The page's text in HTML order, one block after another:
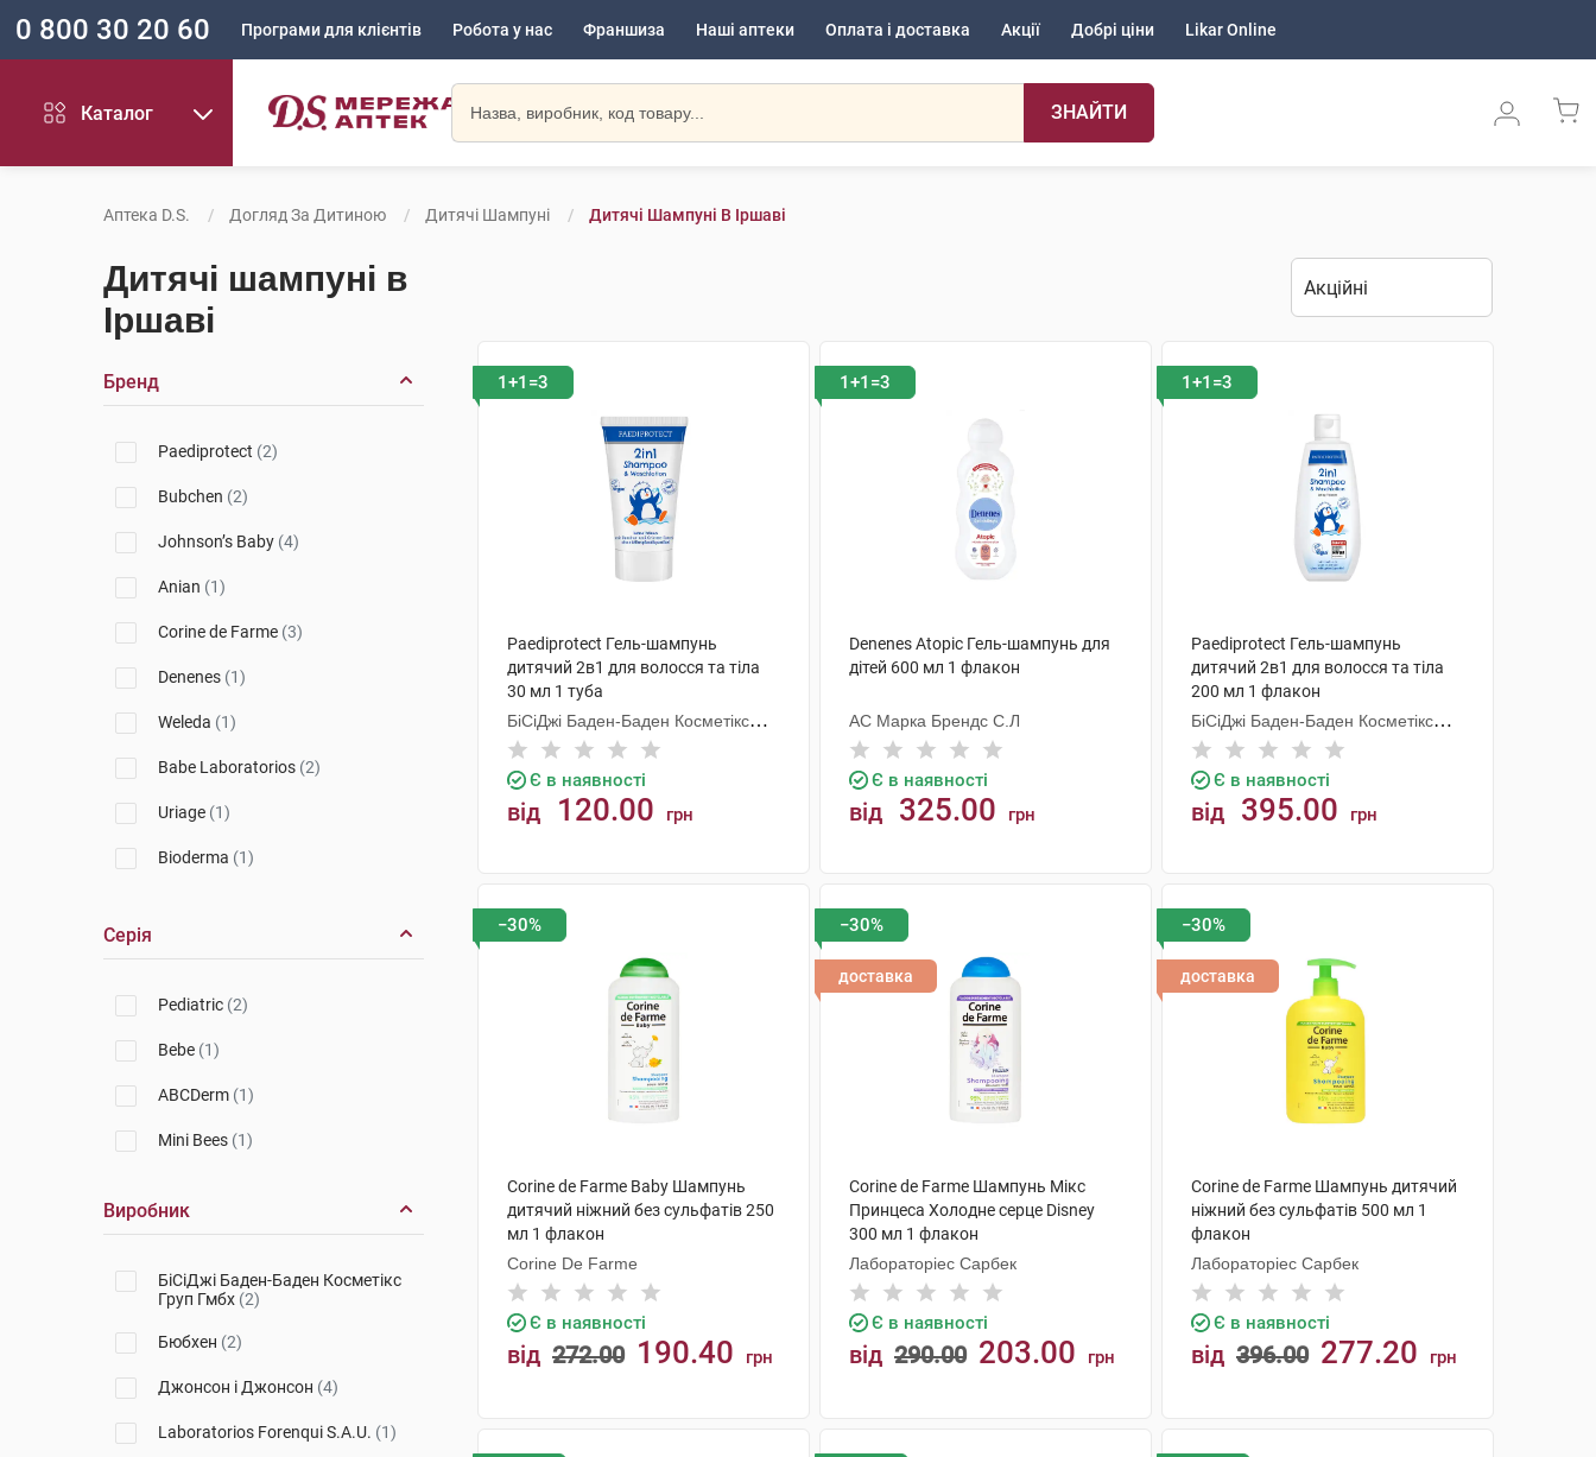
0 800 30 20 60 Програми для клієнтів Робота у нас Франшиза Наші аптеки Оплата і доставка Акції Добрі ціни Likar Online
Каталог ЗНАЙТИ
Аптека D.S. Догляд За Дитиною Дитячі Шампуні Дитячі Шампуні В Іршаві
Дитячі шампуні в
Іршаві
Бренд
Paediprotect (2)
Bubchen (2)
Johnson’s Baby (4)
Anian (1)
Corine de Farme (3)
Denenes (1)
Weleda (1)
Babe Laboratorios (2)
Uriage (1)
Bioderma (1)
Серія
Pediatric (2)
Bebe (1)
ABCDerm (1)
Mini Bees (1)
Виробник
БіСіДжі Баден-Баден Косметікс
Груп Гмбх (2)
Бюбхен (2)
Джонсон і Джонсон (4)
Laboratorios Forenqui S.A.U. (1)
1+1=3
Paediprotect Гель-шампунь
дитячий 2в1 для волосся та тіла
30 мл 1 туба
БіСіДжі Баден-Баден Косметікс
Груп Гмбх
Є в наявності
від 120.00 грн
1+1=3
Denenes Atopic Гель-шампунь для
дітей 600 мл 1 флакон
АС Марка Брендс С.Л
Є в наявності
від 325.00 грн
1+1=3
Paediprotect Гель-шампунь
дитячий 2в1 для волосся та тіла
200 мл 1 флакон
БіСіДжі Баден-Баден Косметікс
Груп Гмбх
Є в наявності
від 395.00 грн
−30%
Corine de Farme Baby Шампунь
дитячий ніжний без сульфатів 250
мл 1 флакон
Corine De Farme
Є в наявності
від 272.00 190.40 грн
−30%
доставка
Corine de Farme Шампунь Мікс
Принцеса Холодне серце Disney
300 мл 1 флакон
Лабораторіес Сарбек
Є в наявності
від 290.00 203.00 грн
−30%
доставка
Corine de Farme Шампунь дитячий
ніжний без сульфатів 500 мл 1
флакон
Лабораторіес Сарбек
Є в наявності
від 396.00 277.20 грн